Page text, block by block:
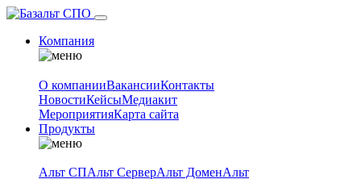
Компания
О компанииВакансииКонтакты
НовостиКейсыМедиакит
МероприятияКарта сайта
Продукты
Альт СПАльт СерверАльт ДоменАльт